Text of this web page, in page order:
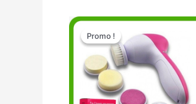
Promo !
Promo !
Le
prix
initial
était :
5.500 CFA.
Le
actuel
est :
3.900 CFA.